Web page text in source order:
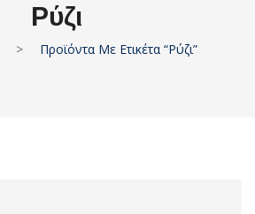
Ρύζι
> Προϊόντα Με Ετικέτα “ρύζι”